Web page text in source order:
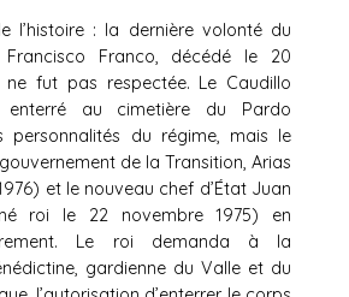
l’histoire : la dernière volonté du
Franco, décédé le 20
ne fut pas respectée. Le Caudillo
enterré au cimetière du Pardo
personnalités du régime, mais le
de la Transition, Arias
et le nouveau chef d’État Juan
roi le 22 novembre 1975) en
Le roi demanda à la
gardienne du Valle et du